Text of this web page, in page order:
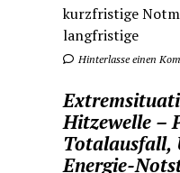
kurzfristige
langfristige
Hinterlasse einen
Hitzewelle –
Totalausfall,
Energie-